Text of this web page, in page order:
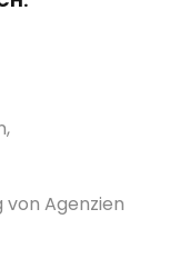
Agenzien